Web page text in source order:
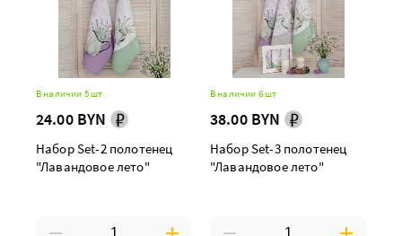
В наличии 5 шт
24.00 BYN
Набор Set-2 полотенец
"Лавандовое лето"
В наличии 6 шт
38.00 BYN
Набор Set-3 полотенец
"Лавандовое лето"